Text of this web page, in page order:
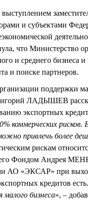
и субъектами
что Министерство
и среднего бизнеса
и поиске партнеров.
поддержки
ЛАДЫШЕВ
экспортных
коммерческих
привлечь более
рискам
Фондом Андрея
АО «ЭКСАР» при
кредитов
малого бизнеса», –